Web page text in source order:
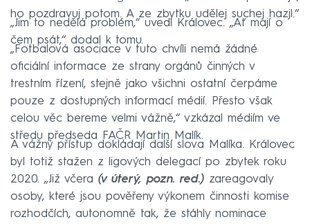
ho pozdravuj potom. A ze zbytku udělej suchej hazjl.“
„Jim to nedělá problém,“ uvedl Královec. „Ať mají o
čem psát,“ dodal k tomu.
„Fotbalová asociace v tuto chvíli nemá žádné
oficiální informace ze strany orgánů činných v
trestním řízení, stejně jako všichni ostatní čerpáme
pouze z dostupných informací médií. Přesto však
celou věc bereme velmi vážně,“ vzkázal médiím ve
středu předseda FAČR Martin Malík.
A vážný přístup dokládají další slova Malíka. Královec
byl totiž stažen z ligových delegací po zbytek roku
2020. „Již včera (v úterý, pozn. red.) zareagovaly
osoby, které jsou pověřeny výkonem činnosti komise
rozhodčích, autonomně tak, že stáhly nominace